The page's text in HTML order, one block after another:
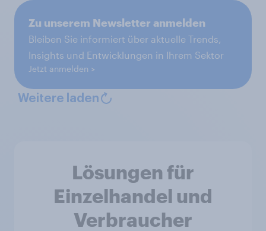
Zu unserem Newsletter anmelden
Bleiben Sie informiert über aktuelle Trends,
Insights und Entwicklungen in Ihrem Sektor
Jetzt anmelden
Weitere laden
Lösungen für
Einzelhandel und
Verbraucher